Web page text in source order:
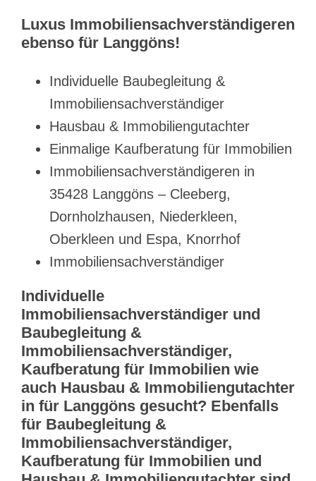
Luxus Immobiliensachverständigeren
ebenso für Langgöns!
Individuelle Baubegleitung &
Immobiliensachverständiger
Hausbau & Immobiliengutachter
Einmalige Kaufberatung für Immobilien
Immobiliensachverständigeren in
35428 Langgöns – Cleeberg,
Dornholzhausen, Niederkleen,
Oberkleen und Espa, Knorrhof
Immobiliensachverständiger
Individuelle
Immobiliensachverständiger und
Baubegleitung &
Immobiliensachverständiger,
Kaufberatung für Immobilien wie
auch Hausbau & Immobiliengutachter
in für Langgöns gesucht? Ebenfalls
für Baubegleitung &
Immobiliensachverständiger,
Kaufberatung für Immobilien und